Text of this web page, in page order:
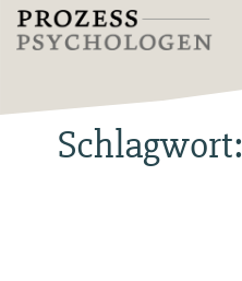
Zum
Inhalt
Prozesspsychologen
Schlagwort: